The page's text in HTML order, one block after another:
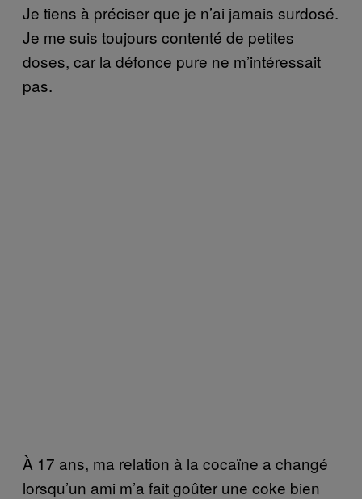
Je tiens à préciser que je n’ai jamais surdosé.
Je me suis toujours contenté de petites
doses, car la défonce pure ne m’intéressait
pas.
À 17 ans, ma relation à la cocaïne a changé
lorsqu’un ami m’a fait goûter une coke bien